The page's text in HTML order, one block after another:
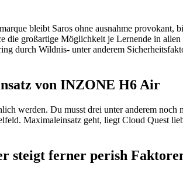
bleibt Saros ohne ausnahme
großartige Möglichkeit je Lernende in
durch Wildnis- unter anderem
von INZONE H6 Air
werden. Du musst drei unter anderem
Maximaleinsatz geht, liegt Cloud Quest
steigt ferner perish